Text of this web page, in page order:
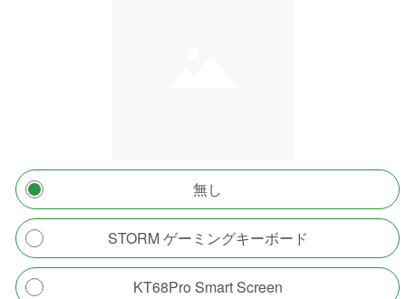
無し
STORM ゲーミングキーボード
KT68Pro Smart Screen